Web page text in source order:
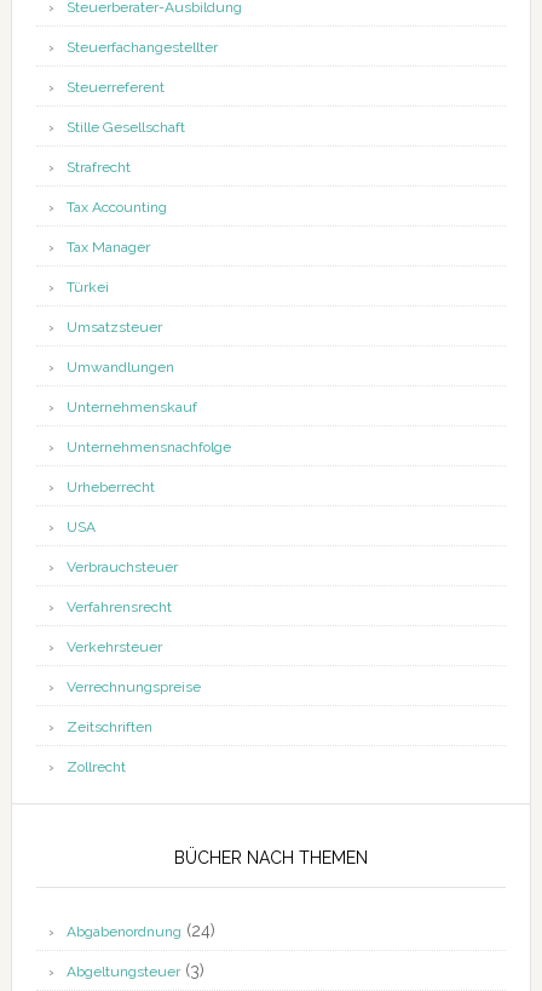
Steuerberater-Ausbildung
Steuerfachangestellter
Steuerreferent
Stille Gesellschaft
Strafrecht
Tax Accounting
Tax Manager
Türkei
Umsatzsteuer
Umwandlungen
Unternehmenskauf
Unternehmensnachfolge
Urheberrecht
USA
Verbrauchsteuer
Verfahrensrecht
Verkehrsteuer
Verrechnungspreise
Zeitschriften
Zollrecht
BÜCHER NACH THEMEN
Abgabenordnung (24)
Abgeltungsteuer(3)